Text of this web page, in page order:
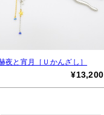
夜と宵月［Ｕかんざし］
¥13,200